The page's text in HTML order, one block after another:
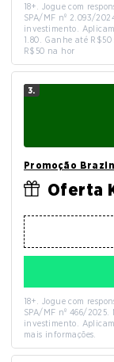
18+. Jogue com
SPA/MF nº 2.093/
investimento.
1.80. Ganhe até
R$50 na hor
3.
Promoção
Oferta
18+. Jogue com
SPA/MF nº 466/
investimento.
mais informações.